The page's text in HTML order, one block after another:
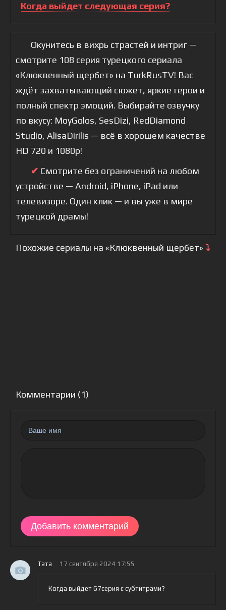
Когда выйдет следующая серия?
Окунитесь в вихрь страстей и интриг —
смотрите 108 серия турецкого сериала
«Клюквенный щербет» на TurkRusTV! Вас
ждёт захватывающий сюжет, яркие герои и
полный спектр эмоций. Выбирайте озвучку
по вкусу: MoyGolos, SesDizi, RedDiamond
Studio, AlisaDirilis — всё в хорошем качестве
HD 720 и 1080p!
✔ Смотрите без ограничений на любом
устройстве — Android, iPhone, iPad или
телевизоре. Один клик — и вы уже в мире
турецкой драмы!
Похожие сериалы на «Клюквенный щербет» ⤵
Комментарии (1)
Добавить комментарий
Тата 17 сентября 2024 17:55
Когда выйдет 67серия с субтитрами?